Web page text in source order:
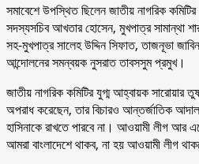
সমাবেশে উপস্থিত ছিলেন জাতীয় নাগরিক কমিটির
সদস্যসচিব আখতার হোসেন, মুখপাত্র সামান্থা
সহ-মুখপাত্র সালেহ উদ্দিন সিফাত, তাজনূভা
আন্দোলনের সমন্বয়ক নুসরাত তাবসসুম প্রমুখ।
জাতীয় নাগরিক কমিটির যুগ্ম আহ্বায়ক সারোয়ার
অপরাধ করেছেন, তার বিচারও আন্তর্জাতিক
হাসিনাকে রাখতে পারবে না। আওয়ামী লীগ আর
আমরা বাংলাদেশে থাকব, না হয় আওয়ামী লীগ